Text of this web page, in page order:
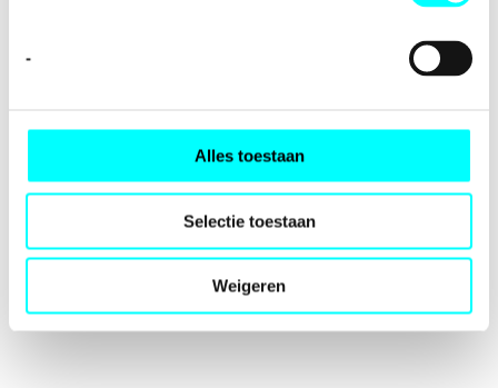
-
Alles toestaan
Selectie toestaan
Weigeren